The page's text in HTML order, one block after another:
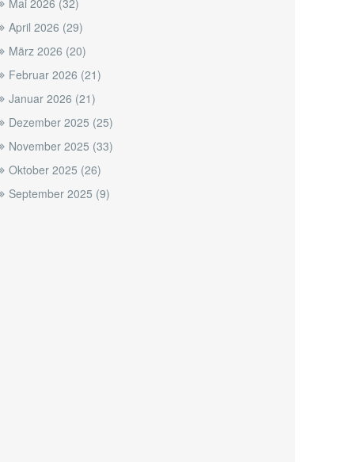
Mai 2026 (32)
April 2026 (29)
März 2026 (20)
Februar 2026 (21)
Januar 2026 (21)
Dezember 2025 (25)
November 2025 (33)
Oktober 2025 (26)
September 2025 (9)